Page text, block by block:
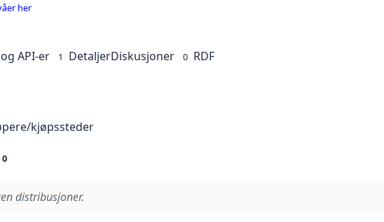
her
API-er 1 DetaljerDiskusjoner 0 RDF
kjøpssteder
0
distribusjoner.